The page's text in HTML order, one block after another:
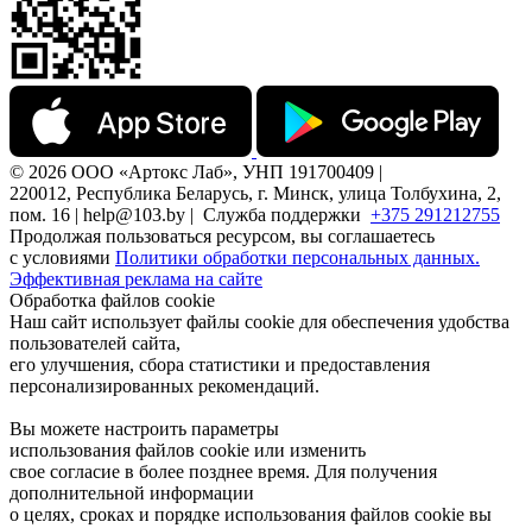
© 2026 ООО «Артокс Лаб», УНП 191700409 |
220012, Республика Беларусь, г. Минск, улица Толбухина, 2,
пом. 16 | help@103.by | Служба поддержки +375 291212755
Продолжая пользоваться ресурсом, вы соглашаетесь
с условиями Политики обработки персональных данных.
Эффективная реклама на сайте
Обработка файлов cookie
Наш сайт использует файлы cookie для обеспечения удобства
пользователей сайта,
его улучшения, сбора статистики и предоставления
персонализированных рекомендаций.
Вы можете настроить параметры
использования файлов cookie или изменить
свое согласие в более позднее время. Для получения
дополнительной информации
о целях, сроках и порядке использования файлов cookie вы